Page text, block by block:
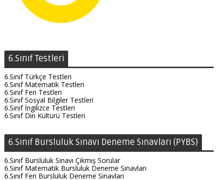
6.Sınıf Testleri
6.Sınıf Türkçe Testleri
6.Sınıf Matematik Testleri
6.Sınıf Fen Testleri
6.Sınıf Sosyal Bilgiler Testleri
6.Sınıf İngilizce Testleri
6.Sınıf Din Kültürü Testleri
6.Sınıf Bursluluk Sınavı Deneme Sınavları (PYBS)
6.Sınıf Bursluluk Sınavı Çıkmış Sorular
6.Sınıf Matematik Bursluluk Deneme Sınavları
6.Sınıf Fen Bursluluk Deneme Sınavları